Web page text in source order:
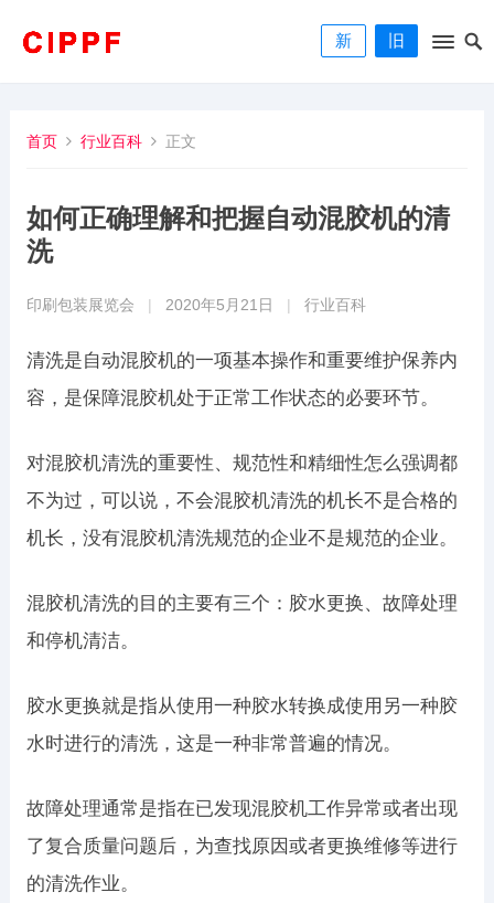
新 旧
首页 行业百科 正文
如何正确理解和把握自动混胶机的清
洗
印刷包装展览会 2020年5月21日 行业百科
清洗是自动混胶机的一项基本操作和重要维护保养内
容，是保障混胶机处于正常工作状态的必要环节。
对混胶机清洗的重要性、规范性和精细性怎么强调都
不为过，可以说，不会混胶机清洗的机长不是合格的
机长，没有混胶机清洗规范的企业不是规范的企业。
混胶机清洗的目的主要有三个：胶水更换、故障处理
和停机清洁。
胶水更换就是指从使用一种胶水转换成使用另一种胶
水时进行的清洗，这是一种非常普遍的情况。
故障处理通常是指在已发现混胶机工作异常或者出现
了复合质量问题后，为查找原因或者更换维修等进行
的清洗作业。